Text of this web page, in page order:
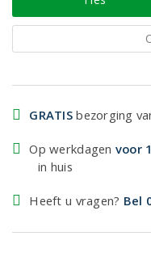
GRATIS bezorging
Op werkdagen voor
in huis
Heeft u vragen? Bel